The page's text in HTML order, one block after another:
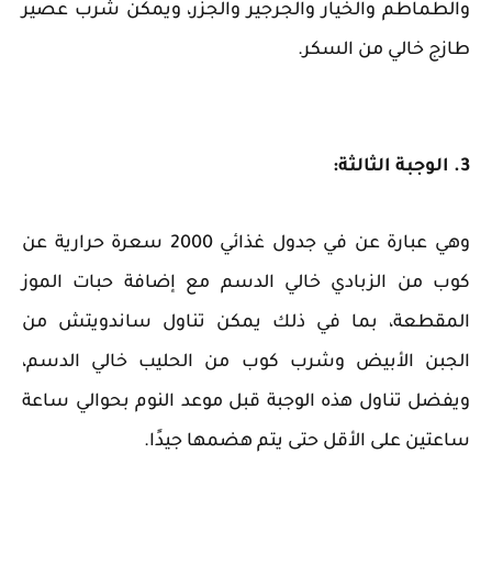
والطماطم والخيار والجرجير والجزر، ويمكن شرب عصير
طازج خالي من السكر.
3. الوجبة الثالثة:
وهي عبارة عن في جدول غذائي 2000 سعرة حرارية عن
كوب من الزبادي خالي الدسم مع إضافة حبات الموز
المقطعة، بما في ذلك يمكن تناول ساندويتش من
الجبن الأبيض وشرب كوب من الحليب خالي الدسم،
ويفضل تناول هذه الوجبة قبل موعد النوم بحوالي ساعة
ساعتين على الأقل حتى يتم هضمها جيدًا.